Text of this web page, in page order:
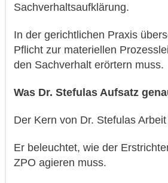
Sachverhaltsaufklärung.
In der gerichtlichen Praxis
Pflicht zur materiellen
den Sachverhalt erörtern muss.
Was Dr. Stefulas Aufsatz
Der Kern von Dr. Stefulas
Er beleuchtet, wie der
ZPO agieren muss.